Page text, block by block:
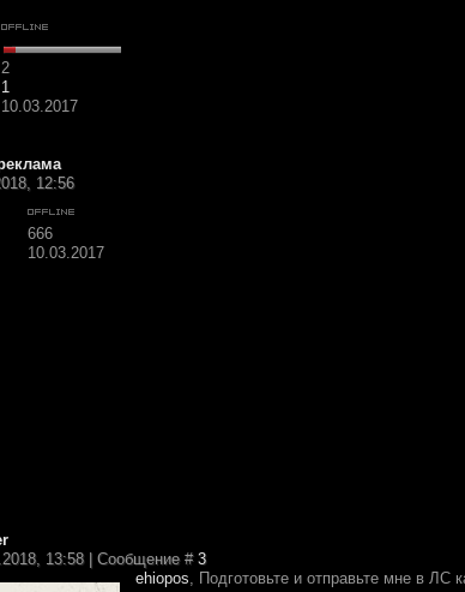
2
1
10.03.2017
12:56
666
10.03.2017
13:58 | Сообщение #3
ehiopos, Подготовьте и отправьте мне в ЛС